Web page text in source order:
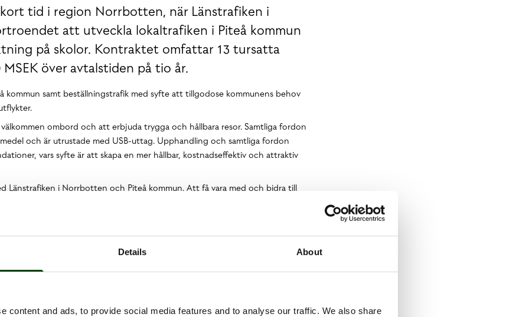
Details About
content and ads, to provide social media features and to analyse our traffic. We also share
tid i region Norrbotten, när Länstrafiken i
att utveckla lokaltrafiken i Piteå kommun
på skolor. Kontraktet omfattar 13 tursatta
över avtalstiden på tio år.
samt beställningstrafik med syfte att tillgodose kommunens behov
ombord och att erbjuda trygga och hållbara resor. Samtliga fordon
och är utrustade med USB-uttag. Upphandling och samtliga fordon
vars syfte är att skapa en mer hållbar, kostnadseffektiv och attraktiv
Länstrafiken i Norrbotten och Piteå kommun. Att få vara med och bidra till